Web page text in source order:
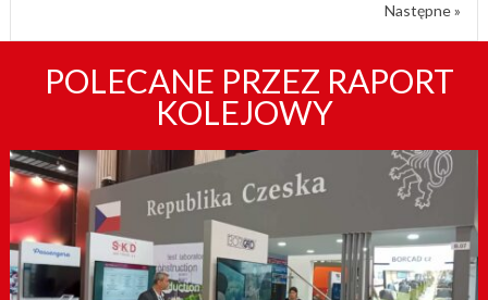
Następne »
POLECANE PRZEZ RAPORT
KOLEJOWY